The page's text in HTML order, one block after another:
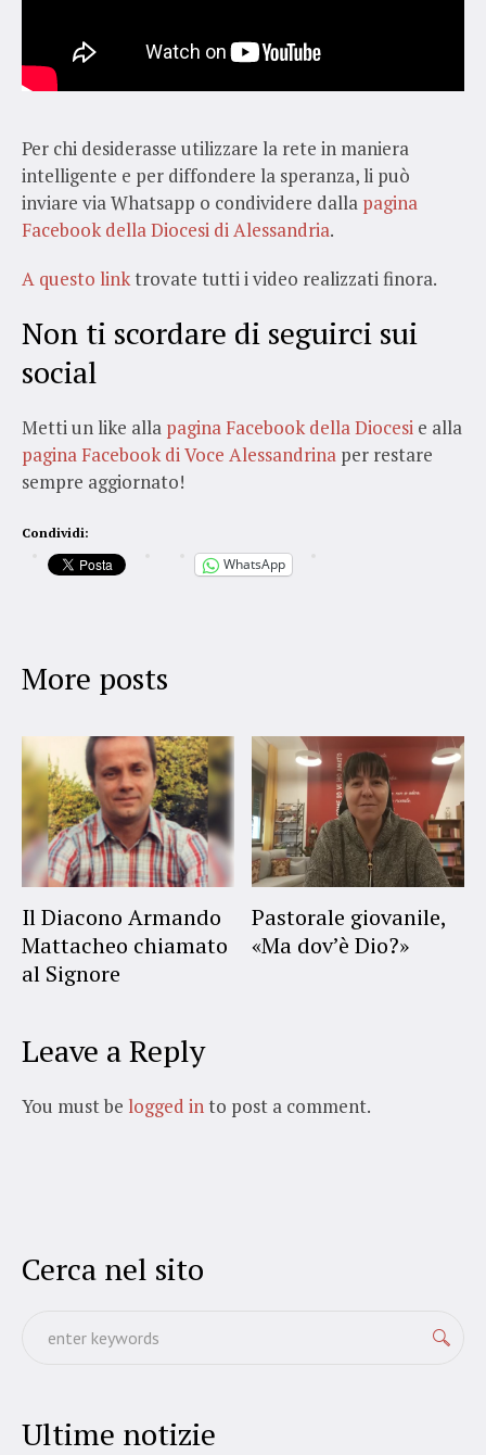
Per chi desiderasse utilizzare la rete in maniera
intelligente e per diffondere la speranza, li può
inviare via Whatsapp o condividere dalla pagina
Facebook della Diocesi di Alessandria.
A questo linktrovate tutti i video realizzati finora.
Non ti scordare di seguirci sui
social
Metti un like alla pagina Facebook della Diocesi e alla
pagina Facebook di Voce Alessandrina per restare
sempre aggiornato!
Condividi:
WhatsApp
More posts
Il Diacono Armando
Mattacheo chiamato
al Signore
Pastorale giovanile,
«Ma dov’è Dio?»
Leave a Reply
You must be logged in to post a comment.
Cerca nel sito
Ultime notizie